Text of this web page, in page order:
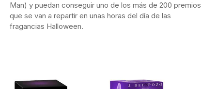
Man) y puedan conseguir uno de los más de 200 premios
que se van a repartir en unas horas del día de las
fragancias Halloween.